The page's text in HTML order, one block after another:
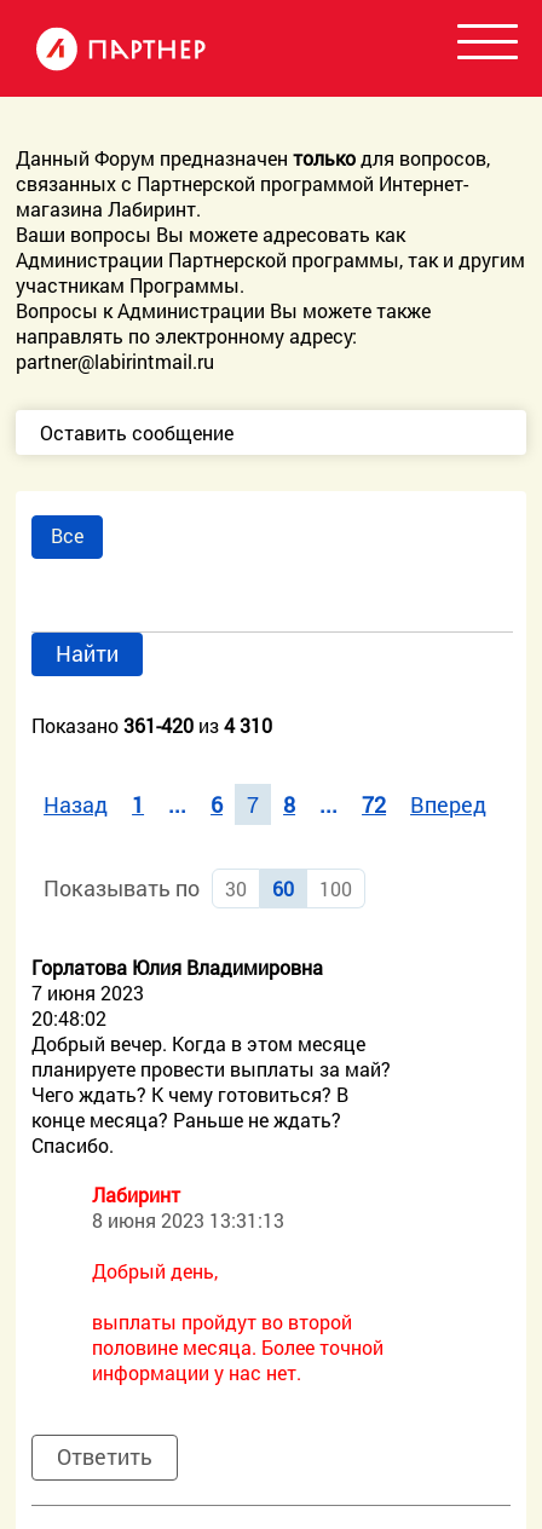
Данный Форум предназначентолькодля вопросов,
связанных с Партнерской программой Интернет-
магазина Лабиринт.
Ваши вопросы Вы можете адресовать как
Администрации Партнерской программы, так и другим
участникам Программы.
Вопросы к Администрации Вы можете также
направлять по электронному адресу:
partner@labirintmail.ru
Оставить сообщение
Все
Найти
Показано361-420 из4 310
Назад 1 ... 6 7 8 ... 72 Вперед
Показывать по 30 60 100
Горлатова Юлия Владимировна
7 июня 2023
20:48:02
Добрый вечер. Когда в этом месяце
планируете провести выплаты за май?
Чего ждать? К чему готовиться? В
конце месяца? Раньше не ждать?
Спасибо.
Лабиринт
8 июня 2023 13:31:13
Добрый день,
выплаты пройдут во второй
половине месяца. Более точной
информации у нас нет.
Ответить